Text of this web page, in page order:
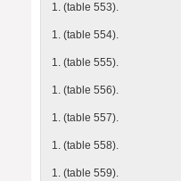
1. (table 553).
1. (table 554).
1. (table 555).
1. (table 556).
1. (table 557).
1. (table 558).
1. (table 559).